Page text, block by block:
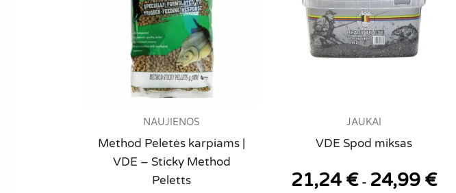
NAUJIENOS
Method Peletės karpiams |
VDE – Sticky Method
Peletts
JAUKAI
VDE Spod miksas
21,24€- 24,99 €